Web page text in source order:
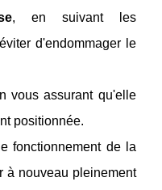
, en suivant les
d'endommager le
vous assurant qu'elle
positionnée.
fonctionnement de la
à nouveau pleinement